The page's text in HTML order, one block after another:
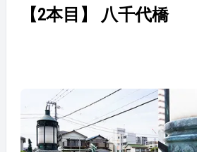
【2本目】 八千代橋